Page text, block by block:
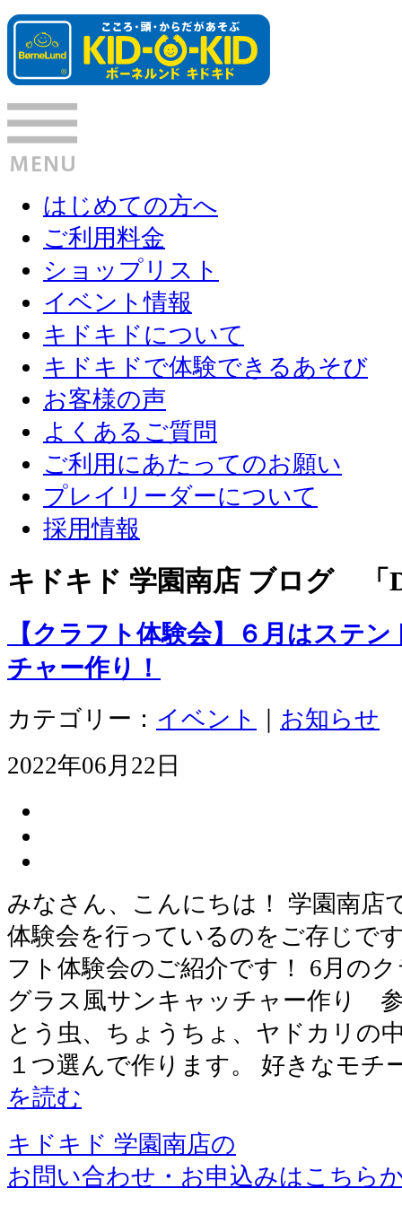
はじめての方へ
ご利用料金
ショップリスト
イベント情報
キドキドについて
キドキドで体験できるあそび
お客様の声
よくあるご質問
ご利用にあたってのお願い
プレイリーダーについて
採用情報
キドキド 学園南店 ブログ 「
【クラフト体験会】６月はステ
チャー作り！
カテゴリー： イベント
お知らせ
2022年06月22日
みなさん、こんにちは！ 学園南店
体験会を行っているのをご存じで
フト体験会のご紹介です！ 6月の
グラス風サンキャッチャー作
とう虫、ちょうちょ、ヤドカリの
１つ選んで作ります。 好きなモ
を読む
キドキド 学園南店の
お問い合わせ・お申込みはこちら